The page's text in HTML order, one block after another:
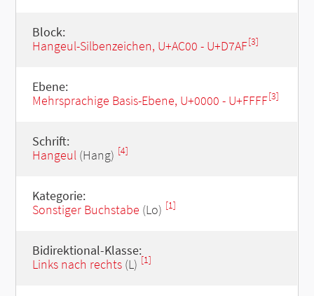
Block:
Hangeul-Silbenzeichen, U+AC00 - U+D7AF[3]
Ebene:
Mehrsprachige Basis-Ebene, U+0000 - U+FFFF[3]
Schrift:
Hangeul(Hang) [4]
Kategorie:
Sonstiger Buchstabe (Lo) [1]
Bidirektional-Klasse:
Links nach rechts(L) [1]